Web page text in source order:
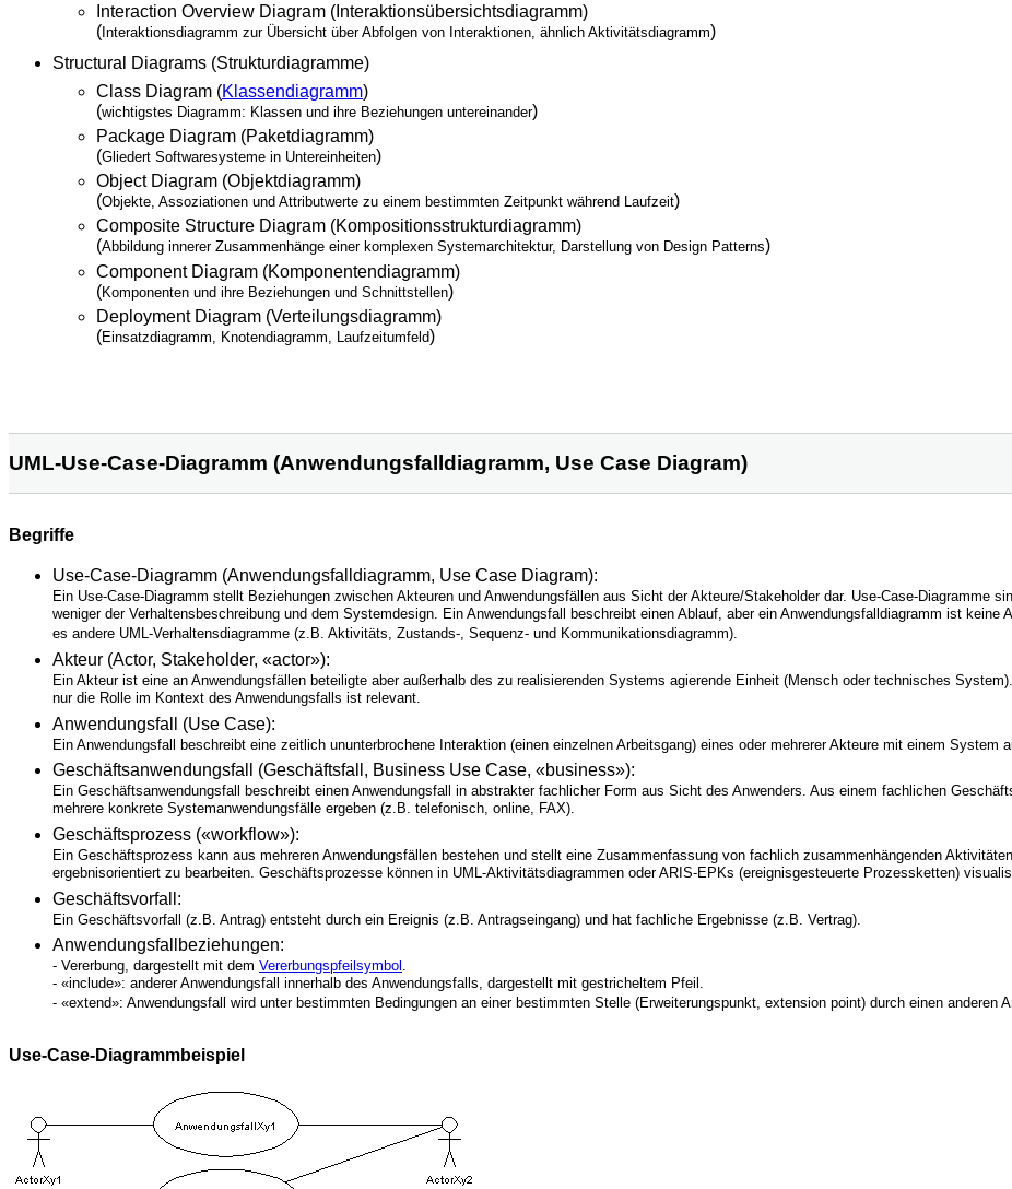
Interaction Overview Diagram (Interaktionsübersichtsdiagramm)
( Interaktionsdiagramm zur Übersicht über Abfolgen von Interaktionen, ähnlich Aktivitätsdiagramm)
Structural Diagrams (Strukturdiagramme)
Class Diagram (Klassendiagramm)
(wichtigstes Diagramm: Klassen und ihre Beziehungen untereinander)
Package Diagram (Paketdiagramm)
(Gliedert Softwaresysteme in Untereinheiten)
Object Diagram (Objektdiagramm)
(Objekte, Assoziationen und Attributwerte zu einem bestimmten Zeitpunkt während Laufzeit)
Composite Structure Diagram (Kompositionsstrukturdiagramm)
(Abbildung innerer Zusammenhänge einer komplexen Systemarchitektur, Darstellung von Design Patterns)
Component Diagram (Komponentendiagramm)
(Komponenten und ihre Beziehungen und Schnittstellen)
Deployment Diagram (Verteilungsdiagramm)
(Einsatzdiagramm, Knotendiagramm, Laufzeitumfeld)
UML-Use-Case-Diagramm (Anwendungsfalldiagramm, Use Case Diagram)
Begriffe
Use-Case-Diagramm (Anwendungsfalldiagramm, Use Case Diagram):
Ein Use-Case-Diagramm stellt Beziehungen zwischen Akteuren und Anwendungsfällen aus Sicht der Akteure/Stakeholder dar. Use-Case-Diagramme
weniger der Verhaltensbeschreibung und dem Systemdesign. Ein Anwendungsfall beschreibt einen Ablauf, aber ein Anwendungsfalldiagramm ist
es andere UML-Verhaltensdiagramme (z.B. Aktivitäts, Zustands-, Sequenz- und Kommunikationsdiagramm).
Akteur (Actor, Stakeholder, «actor»):
Ein Akteur ist eine an Anwendungsfällen beteiligte aber außerhalb des zu realisierenden Systems agierende Einheit (Mensch oder technisches
nur die Rolle im Kontext des Anwendungsfalls ist relevant.
Anwendungsfall (Use Case):
Ein Anwendungsfall beschreibt eine zeitlich ununterbrochene Interaktion (einen einzelnen Arbeitsgang) eines oder mehrerer Akteure mit einem System
Geschäftsanwendungsfall (Geschäftsfall, Business Use Case, «business»):
Ein Geschäftsanwendungsfall beschreibt einen Anwendungsfall in abstrakter fachlicher Form aus Sicht des Anwenders. Aus einem fachlichen
mehrere konkrete Systemanwendungsfälle ergeben (z.B. telefonisch, online, FAX).
Geschäftsprozess («workflow»):
Ein Geschäftsprozess kann aus mehreren Anwendungsfällen bestehen und stellt eine Zusammenfassung von fachlich zusammenhängenden
ergebnisorientiert zu bearbeiten. Geschäftsprozesse können in UML-Aktivitätsdiagrammen oder ARIS-EPKs (ereignisgesteuerte Prozessketten)
Geschäftsvorfall:
Ein Geschäftsvorfall (z.B. Antrag) entsteht durch ein Ereignis (z.B. Antragseingang) und hat fachliche Ergebnisse (z.B. Vertrag).
Anwendungsfallbeziehungen:
- Vererbung, dargestellt mit dem Vererbungspfeilsymbol
- «include»: anderer Anwendungsfall innerhalb des Anwendungsfalls, dargestellt mit gestricheltem Pfeil.
- «extend»: Anwendungsfall wird unter bestimmten Bedingungen an einer bestimmten Stelle (Erweiterungspunkt, extension point) durch einen anderen
Use-Case-Diagrammbeispiel